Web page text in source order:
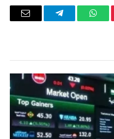
واتساب تيلقرام
البريد